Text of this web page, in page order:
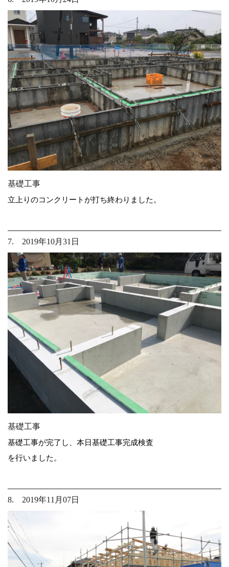
基礎工事
立上りのコンクリートが打ち終わりました。
7. 2019年10月31日
基礎工事
基礎工事が完了し、本日基礎工事完成検査
を行いました。
8. 2019年11月07日